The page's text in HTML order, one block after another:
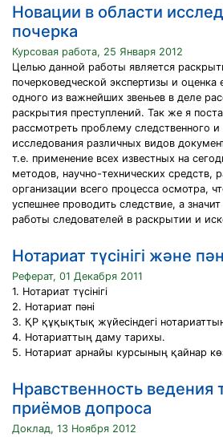
Новации в области
почерка
Курсовая работа, 25 Января 2012
Целью данной работы является
почерковедческой экспертизы и оценка
одного из важнейших звеньев в деле
раскрытия преступлений. Так же я
рассмотреть проблему следственного и
исследования различных видов
т.е. применение всех известных на
методов, научно-технических средств,
организации всего процесса осмотра,
успешнее проводить следствие, а
работы следователей в раскрытии и
Нотариат түсінігі және
Реферат, 01 Декабря 2011
1. Нотариат түсінігі
2. Нотариат пәні
3. ҚР құқықтық жүйесіндегі
4. Нотариаттың даму тарихы.
5. Нотариат арнайы курсының қайнар
Нравственность ведения
приёмов допроса
Доклад, 13 Ноября 2012